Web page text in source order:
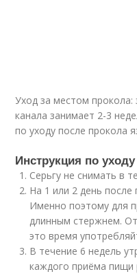
Уход за местом
канала занимает 2-3
по уходу после прокола
Инструкция по
Серьгу не снимать в
На 1 или 2 день после
Именно поэтому для
длинным стержнем.
это время
В течение 6 недель
каждого приёма пищи